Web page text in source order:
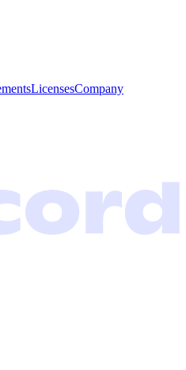
LicensesCompany